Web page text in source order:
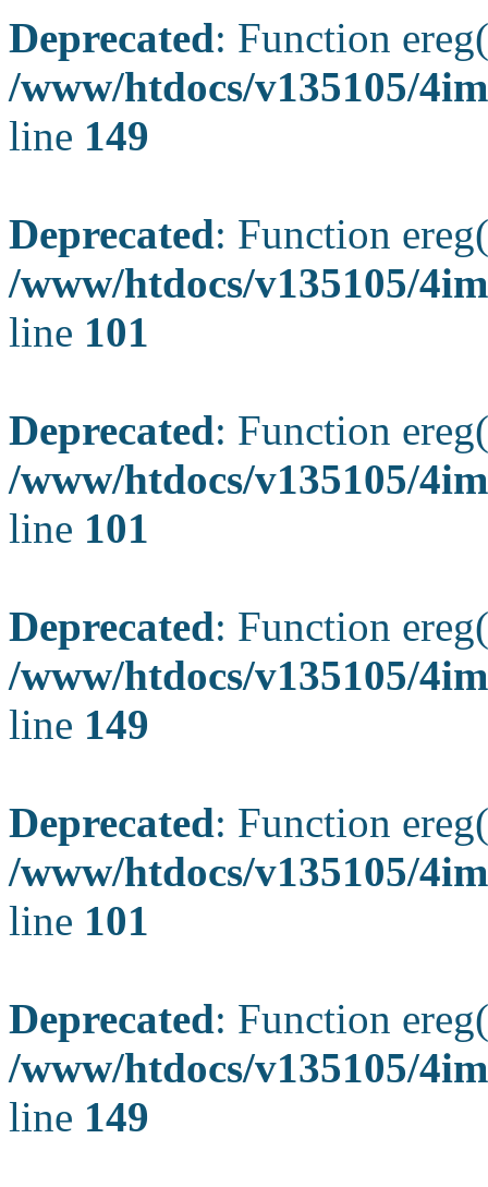
Deprecated: Function
/www/htdocs/v135105/
line 149
Deprecated: Function
/www/htdocs/v135105/
line 101
Deprecated: Function
/www/htdocs/v135105/
line 101
Deprecated: Function
/www/htdocs/v135105/
line 149
Deprecated: Function
/www/htdocs/v135105/
line 101
Deprecated: Function
/www/htdocs/v135105/
line 149